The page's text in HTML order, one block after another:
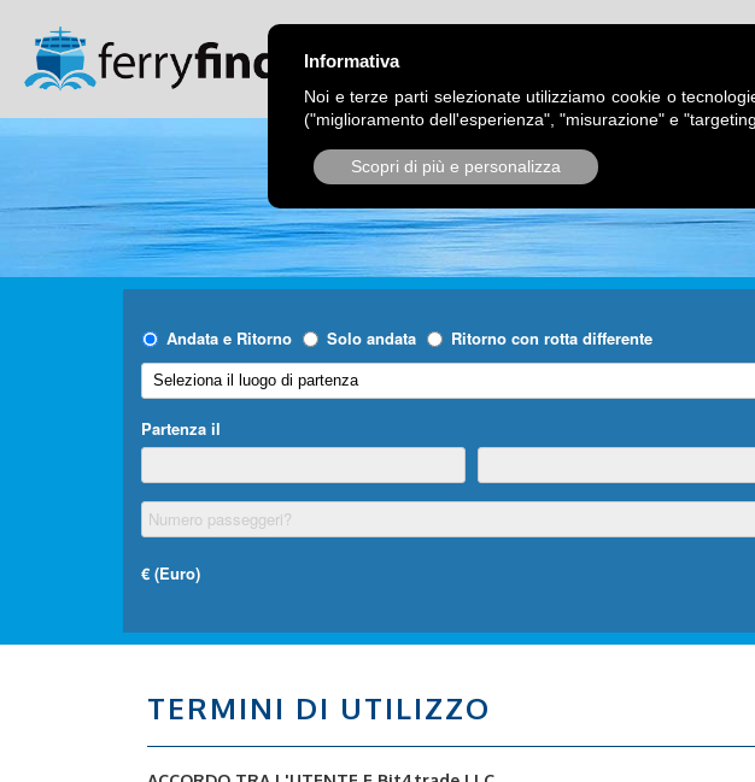
CHI SIAMO
TERMINI DI UTILIZZO
Informativa
Noi e terze parti selezionate utilizziamo cookie o
("miglioramento dell'esperienza", "misurazione" e
Scopri di più e personalizza